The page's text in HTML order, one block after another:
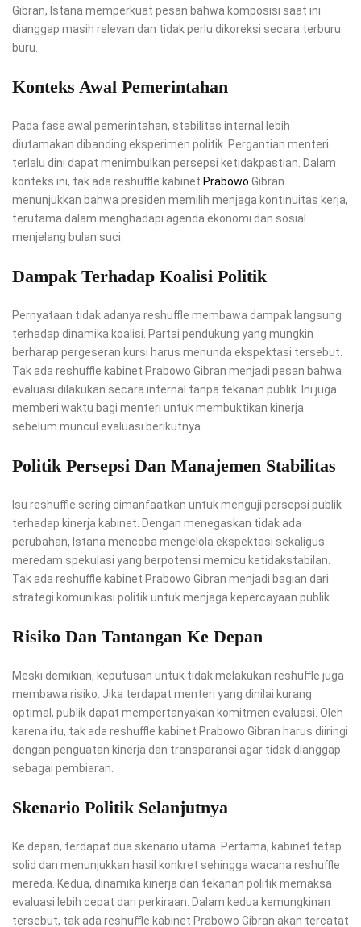
Gibran, Istana memperkuat pesan bahwa komposisi saat ini
dianggap masih relevan dan tidak perlu dikoreksi secara terburu
buru.
Konteks Awal Pemerintahan
Pada fase awal pemerintahan, stabilitas internal lebih
diutamakan dibanding eksperimen politik. Pergantian menteri
terlalu dini dapat menimbulkan persepsi ketidakpastian. Dalam
konteks ini, tak ada reshuffle kabinet Prabowo Gibran
menunjukkan bahwa presiden memilih menjaga kontinuitas kerja,
terutama dalam menghadapi agenda ekonomi dan sosial
menjelang bulan suci.
Dampak Terhadap Koalisi Politik
Pernyataan tidak adanya reshuffle membawa dampak langsung
terhadap dinamika koalisi. Partai pendukung yang mungkin
berharap pergeseran kursi harus menunda ekspektasi tersebut.
Tak ada reshuffle kabinet Prabowo Gibran menjadi pesan bahwa
evaluasi dilakukan secara internal tanpa tekanan publik. Ini juga
memberi waktu bagi menteri untuk membuktikan kinerja
sebelum muncul evaluasi berikutnya.
Politik Persepsi Dan Manajemen Stabilitas
Isu reshuffle sering dimanfaatkan untuk menguji persepsi publik
terhadap kinerja kabinet. Dengan menegaskan tidak ada
perubahan, Istana mencoba mengelola ekspektasi sekaligus
meredam spekulasi yang berpotensi memicu ketidakstabilan.
Tak ada reshuffle kabinet Prabowo Gibran menjadi bagian dari
strategi komunikasi politik untuk menjaga kepercayaan publik.
Risiko Dan Tantangan Ke Depan
Meski demikian, keputusan untuk tidak melakukan reshuffle juga
membawa risiko. Jika terdapat menteri yang dinilai kurang
optimal, publik dapat mempertanyakan komitmen evaluasi. Oleh
karena itu, tak ada reshuffle kabinet Prabowo Gibran harus diiringi
dengan penguatan kinerja dan transparansi agar tidak dianggap
sebagai pembiaran.
Skenario Politik Selanjutnya
Ke depan, terdapat dua skenario utama. Pertama, kabinet tetap
solid dan menunjukkan hasil konkret sehingga wacana reshuffle
mereda. Kedua, dinamika kinerja dan tekanan politik memaksa
evaluasi lebih cepat dari perkiraan. Dalam kedua kemungkinan
tersebut, tak ada reshuffle kabinet Prabowo Gibran akan tercatat